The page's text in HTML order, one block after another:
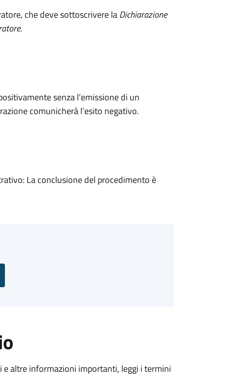
che deve sottoscrivere laDichiarazione
.
senza l’emissione di un
comunicherà l’esito negativo.
La conclusione del procedimento è
e altre informazioni importanti, leggi i termini